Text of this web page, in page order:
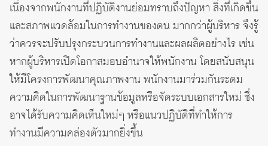
เนื่องจากพนักงานที่ปฏิบัติงานย่อมทราบถึงปัญหา สิ่งที่เกิดขึ้น
และสภาพแวดล้อมในการทำงานของตน มากกว่าผู้บริหาร จึงรู้
ว่าควรจะปรับปรุงกระบวนการทำงานและผลผลิตอย่างไร เช่น
หากผู้บริหารเปิดโอกาสมอบอำนาจให้พนักงาน โดยสนับสนุน
ให้มีโครงการพัฒนาคุณภาพงาน พนักงานมาร่วมกันระดม
ความคิดในการพัฒนาฐานข้อมูลหรือจัดระบบเอกสารใหม่ ซึ่ง
อาจได้รับความคิดเห็นใหม่ๆ หรือแนวปฏิบัติที่ทำให้การ
ทำงานมีความคล่องตัวมากยิ่งขึ้น